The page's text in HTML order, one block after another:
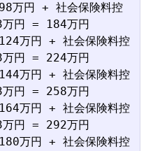
万円 + 社会保険料控
円 = 184万円
万円 + 社会保険料控
円 = 224万円
万円 + 社会保険料控
円 = 258万円
万円 + 社会保険料控
円 = 292万円
万円 + 社会保険料控